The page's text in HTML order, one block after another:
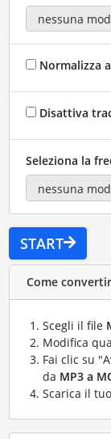
Normalizza
Disattiva
Seleziona la
START
Come
Scegli il file
Modifica
Fai clic su
da MP3 a
Scarica il